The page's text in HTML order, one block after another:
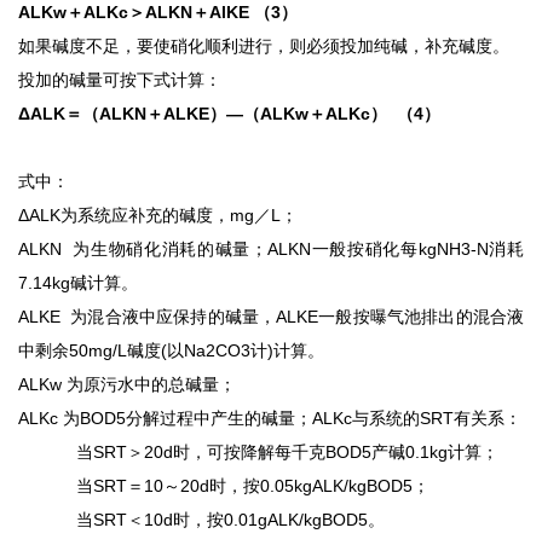
ALKw＋ALKc＞ALKN＋AlKE （3）
如果碱度不足，要使硝化顺利进行，则必须投加纯碱，补充碱度。
投加的碱量可按下式计算：
ΔALK＝（ALKN＋ALKE）—（ALKw＋ALKc） （4）
式中：
ΔALK为系统应补充的碱度，mg／L；
ALKN 为生物硝化消耗的碱量；ALKN一般按硝化每kgNH3-N消耗
7.14kg碱计算。
ALKE 为混合液中应保持的碱量，ALKE一般按曝气池排出的混合液
中剩余50mg/L碱度(以Na2CO3计)计算。
ALKw 为原污水中的总碱量；
ALKc 为BOD5分解过程中产生的碱量；ALKc与系统的SRT有关系：
当SRT＞20d时，可按降解每千克BOD5产碱0.1kg计算；
当SRT＝10～20d时，按0.05kgALK/kgBOD5；
当SRT＜10d时，按0.01gALK/kgBOD5。